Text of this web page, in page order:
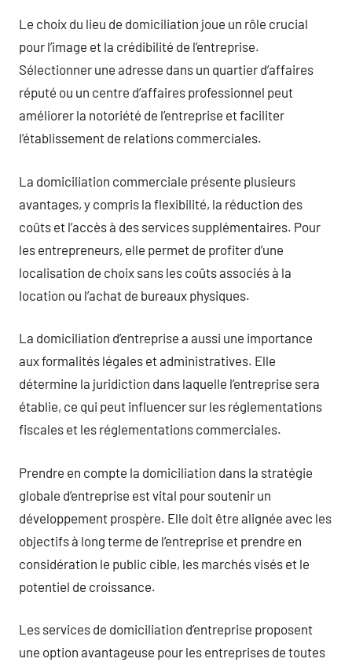
Le choix du lieu de domiciliation joue un rôle crucial
pour l’image et la crédibilité de l’entreprise.
Sélectionner une adresse dans un quartier d’affaires
réputé ou un centre d’affaires professionnel peut
améliorer la notoriété de l’entreprise et faciliter
l’établissement de relations commerciales.
La domiciliation commerciale présente plusieurs
avantages, y compris la flexibilité, la réduction des
coûts et l’accès à des services supplémentaires. Pour
les entrepreneurs, elle permet de profiter d’une
localisation de choix sans les coûts associés à la
location ou l’achat de bureaux physiques.
La domiciliation d’entreprise a aussi une importance
aux formalités légales et administratives. Elle
détermine la juridiction dans laquelle l’entreprise sera
établie, ce qui peut influencer sur les réglementations
fiscales et les réglementations commerciales.
Prendre en compte la domiciliation dans la stratégie
globale d’entreprise est vital pour soutenir un
développement prospère. Elle doit être alignée avec les
objectifs à long terme de l’entreprise et prendre en
considération le public cible, les marchés visés et le
potentiel de croissance.
Les services de domiciliation d’entreprise proposent
une option avantageuse pour les entreprises de toutes